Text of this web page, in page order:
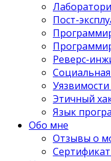
Пост-
Реверс-
Уязвимости
Этичный
Язык
Обо мне
Отзывы о